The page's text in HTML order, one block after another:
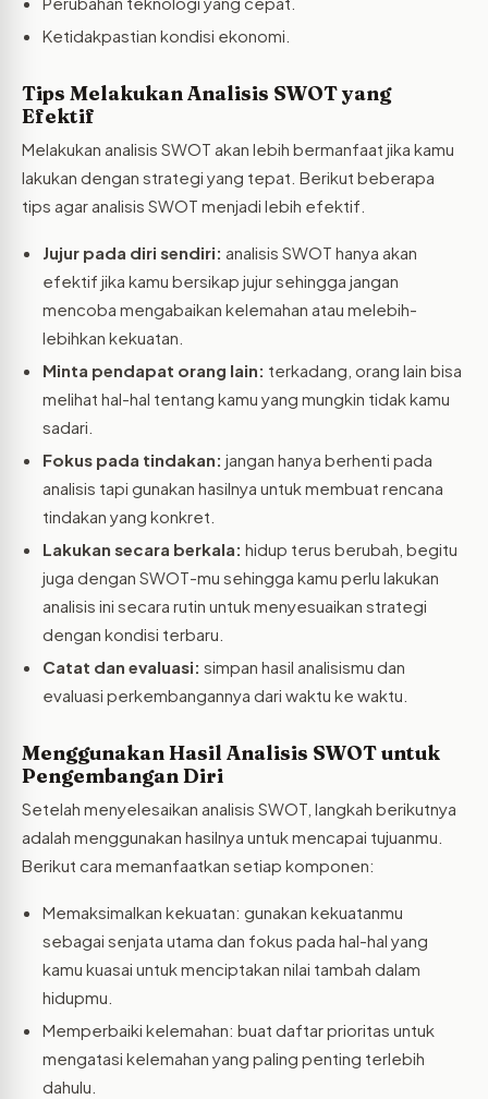
Ketidakpastian kondisi ekonomi.
Tips Melakukan Analisis SWOT yang
Efektif
Melakukan analisis SWOT akan lebih bermanfaat jika kamu
lakukan dengan strategi yang tepat. Berikut beberapa
tips agar analisis SWOT menjadi lebih efektif.
Jujur pada diri sendiri: analisis SWOT hanya akan
efektif jika kamu bersikap jujur sehingga jangan
mencoba mengabaikan kelemahan atau melebih-
lebihkan kekuatan.
Minta pendapat orang lain: terkadang, orang lain bisa
melihat hal-hal tentang kamu yang mungkin tidak kamu
sadari.
Fokus pada tindakan: jangan hanya berhenti pada
analisis tapi gunakan hasilnya untuk membuat rencana
tindakan yang konkret.
Lakukan secara berkala: hidup terus berubah, begitu
juga dengan SWOT-mu sehingga kamu perlu lakukan
analisis ini secara rutin untuk menyesuaikan strategi
dengan kondisi terbaru.
Catat dan evaluasi: simpan hasil analisismu dan
evaluasi perkembangannya dari waktu ke waktu.
Menggunakan Hasil Analisis SWOT untuk
Pengembangan Diri
Setelah menyelesaikan analisis SWOT, langkah berikutnya
adalah menggunakan hasilnya untuk mencapai tujuanmu.
Berikut cara memanfaatkan setiap komponen:
Memaksimalkan kekuatan: gunakan kekuatanmu
sebagai senjata utama dan fokus pada hal-hal yang
kamu kuasai untuk menciptakan nilai tambah dalam
hidupmu.
Memperbaiki kelemahan: buat daftar prioritas untuk
mengatasi kelemahan yang paling penting terlebih
dahulu.